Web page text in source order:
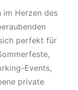
Herzen des
perfekt für
Events,
private